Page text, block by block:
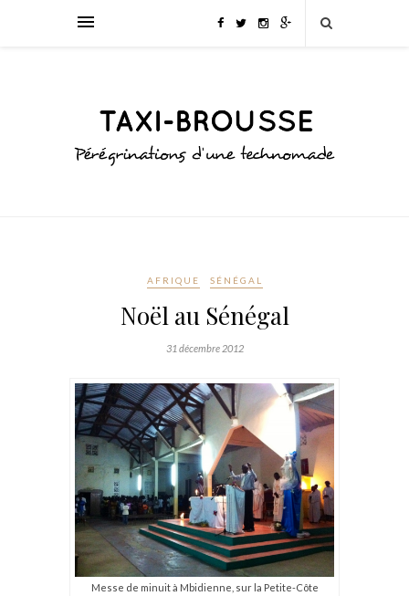
AFRIQUE SÉNÉGAL
Noël au Sénégal
31 décembre 2012
Messe de minuit à Mbidienne, sur la Petite-Côte